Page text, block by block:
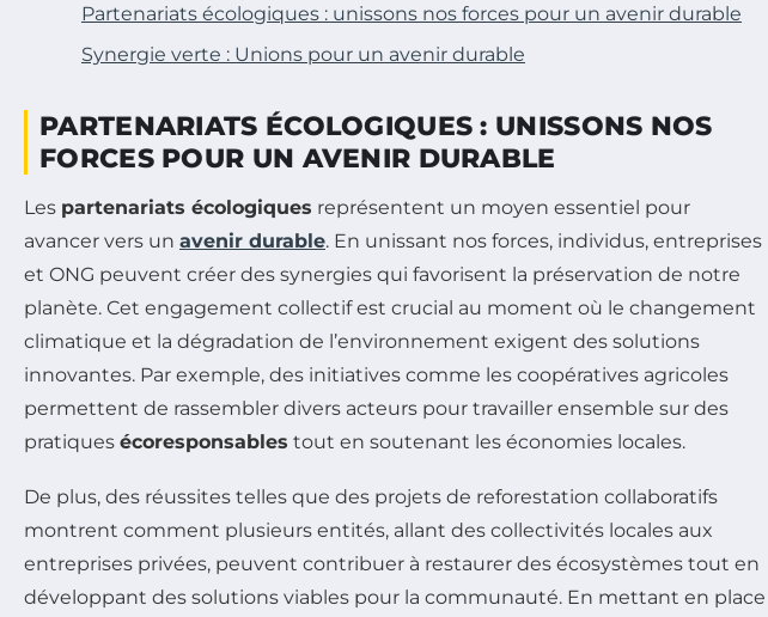
Partenariats écologiques : unissons nos forces pour un avenir durable
Synergie verte : Unions pour un avenir durable
PARTENARIATS ÉCOLOGIQUES : UNISSONS NOS
FORCES POUR UN AVENIR DURABLE
Les partenariats écologiques représentent un moyen essentiel pour
avancer vers un avenir durable. En unissant nos forces, individus, entreprises
et ONG peuvent créer des synergies qui favorisent la préservation de notre
planète. Cet engagement collectif est crucial au moment où le changement
climatique et la dégradation de l’environnement exigent des solutions
innovantes. Par exemple, des initiatives comme les coopératives agricoles
permettent de rassembler divers acteurs pour travailler ensemble sur des
pratiques écoresponsables tout en soutenant les économies locales.
De plus, des réussites telles que des projets de reforestation collaboratifs
montrent comment plusieurs entités, allant des collectivités locales aux
entreprises privées, peuvent contribuer à restaurer des écosystèmes tout en
développant des solutions viables pour la communauté. En mettant en place